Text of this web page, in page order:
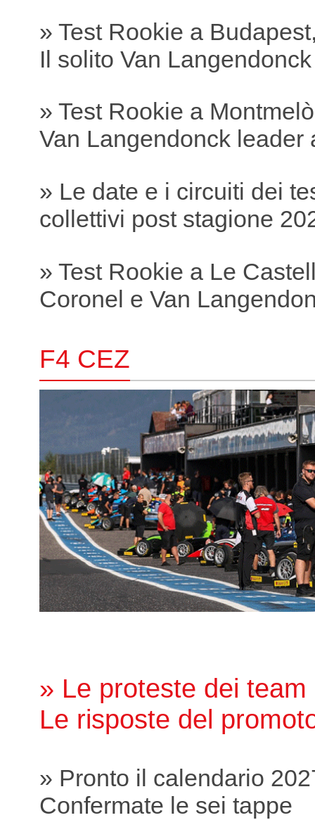
» Test Rookie a
Il solito Van
» Test Rookie a Montmelò
Van Langendonck leader
» Le date e i circuiti dei
collettivi post stagione
» Test Rookie a Le
Coronel e Van
F4 CEZ
» Le proteste dei
Le risposte del
» Pronto il calendario
Confermate le sei tappe